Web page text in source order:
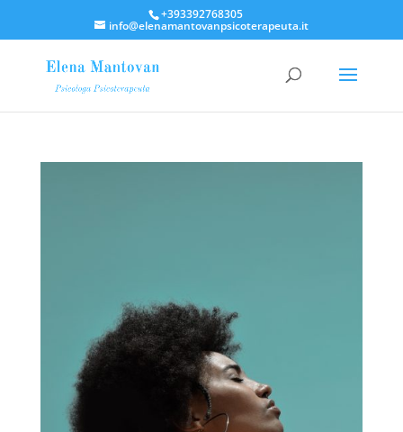
+393392768305
info@elenamantovanpsicoterapeuta.it